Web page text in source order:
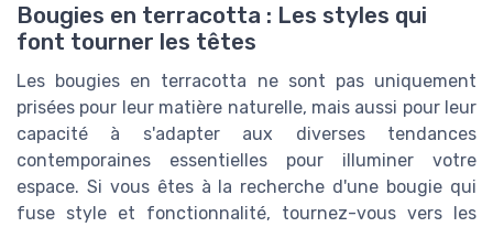
Bougies en terracotta : Les styles qui
font tourner les têtes
Les bougies en terracotta ne sont pas uniquement
prisées pour leur matière naturelle, mais aussi pour leur
capacité à s'adapter aux diverses tendances
contemporaines essentielles pour illuminer votre
espace. Si vous êtes à la recherche d'une bougie qui
fuse style et fonctionnalité, tournez-vous vers les